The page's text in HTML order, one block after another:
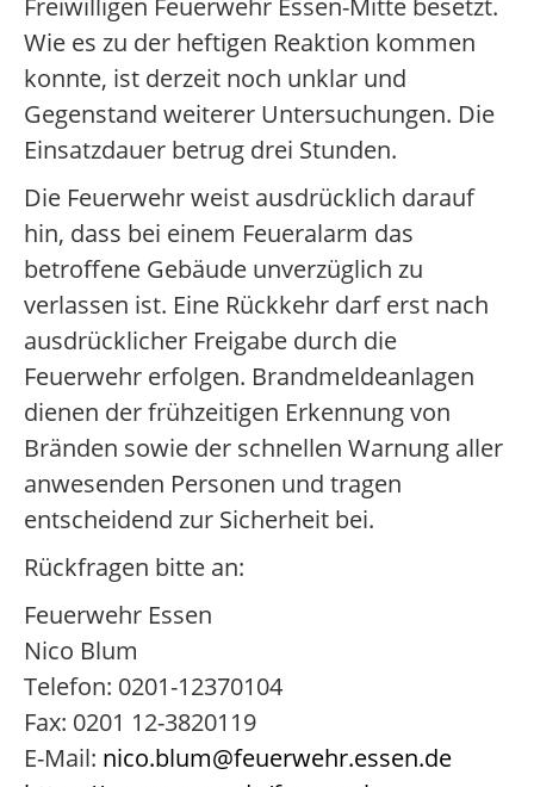
Freiwilligen Feuerwehr Essen-Mitte besetzt.
Wie es zu der heftigen Reaktion kommen
konnte, ist derzeit noch unklar und
Gegenstand weiterer Untersuchungen. Die
Einsatzdauer betrug drei Stunden.
Die Feuerwehr weist ausdrücklich darauf
hin, dass bei einem Feueralarm das
betroffene Gebäude unverzüglich zu
verlassen ist. Eine Rückkehr darf erst nach
ausdrücklicher Freigabe durch die
Feuerwehr erfolgen. Brandmeldeanlagen
dienen der frühzeitigen Erkennung von
Bränden sowie der schnellen Warnung aller
anwesenden Personen und tragen
entscheidend zur Sicherheit bei.
Rückfragen bitte an:
Feuerwehr Essen
Nico Blum
Telefon: 0201-12370104
Fax: 0201 12-3820119
E-Mail: nico.blum@feuerwehr.essen.de